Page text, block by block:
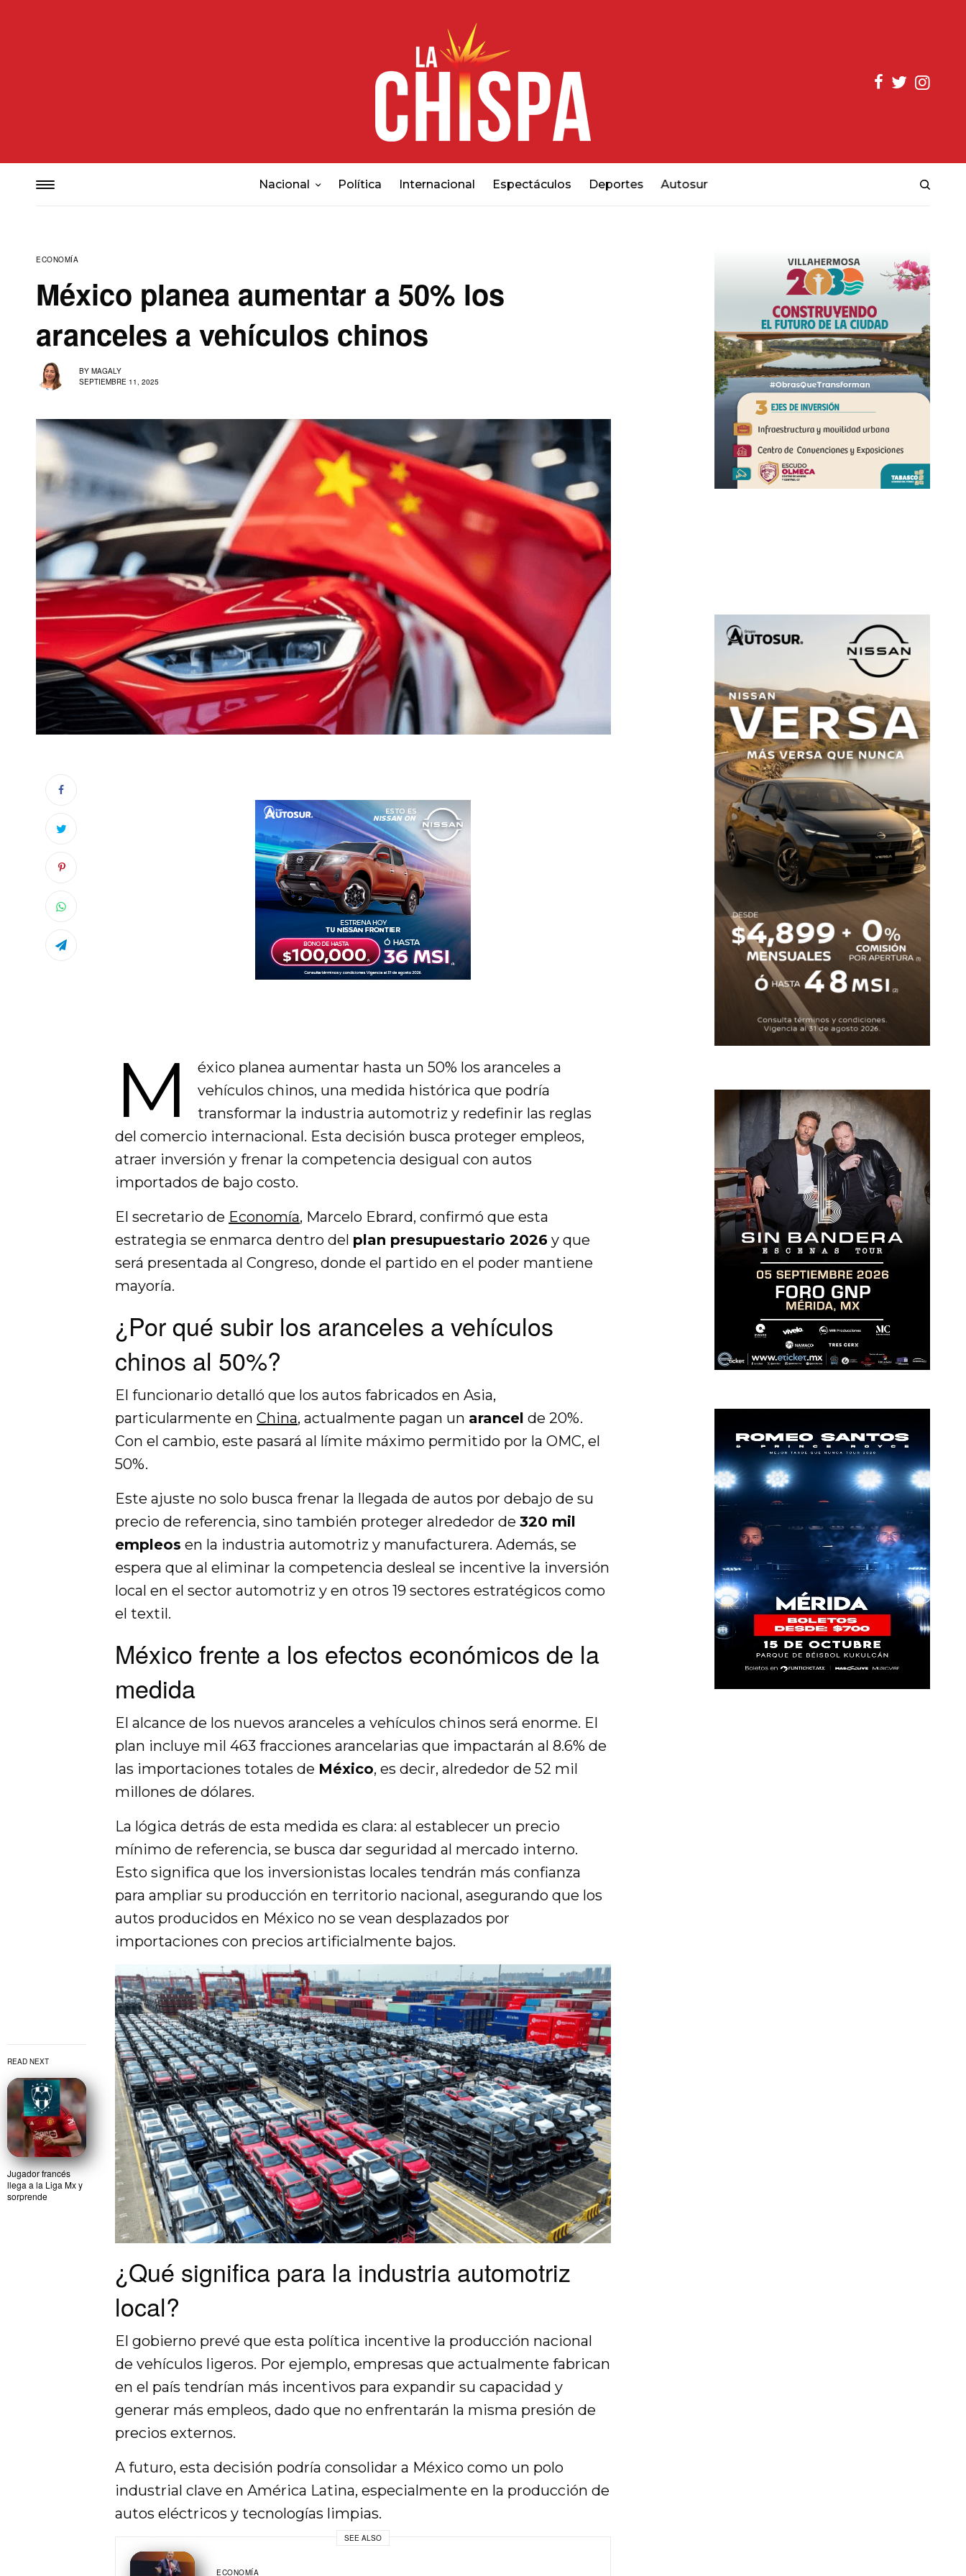
Nacional Política Internacional Espectáculos Deportes Autosur
ECONOMÍA
México planea aumentar a 50% los
aranceles a vehículos chinos
BY MAGALY
SEPTIEMBRE 11, 2025
READ NEXT
Jugador francés
llega a la Liga Mx y
sorprende
M
éxico planea aumentar hasta un 50% los aranceles a
vehículos chinos, una medida histórica que podría
transformar la industria automotriz y redefinir las reglas
del comercio internacional. Esta decisión busca proteger empleos,
atraer inversión y frenar la competencia desigual con autos
importados de bajo costo.
El secretario de Economía, Marcelo Ebrard, confirmó que esta
estrategia se enmarca dentro del plan presupuestario 2026 y que
será presentada al Congreso, donde el partido en el poder mantiene
mayoría.
¿Por qué subir los aranceles a vehículos
chinos al 50%?
El funcionario detalló que los autos fabricados en Asia,
particularmente enChina, actualmente pagan un arancel de 20%.
Con el cambio, este pasará al límite máximo permitido por la OMC, el
50%.
Este ajuste no solo busca frenar la llegada de autos por debajo de su
precio de referencia, sino también proteger alrededor de320 mil
empleos en la industria automotriz y manufacturera. Además, se
espera que al eliminar la competencia desleal se incentive la inversión
local en el sector automotriz y en otros 19 sectores estratégicos como
el textil.
México frente a los efectos económicos de la
medida
El alcance de los nuevos aranceles a vehículos chinos será enorme. El
plan incluye mil 463 fracciones arancelarias que impactarán al 8.6% de
las importaciones totales de México, es decir, alrededor de 52 mil
millones de dólares.
La lógica detrás de esta medida es clara: al establecer un precio
mínimo de referencia, se busca dar seguridad al mercado interno.
Esto significa que los inversionistas locales tendrán más confianza
para ampliar su producción en territorio nacional, asegurando que los
autos producidos en México no se vean desplazados por
importaciones con precios artificialmente bajos.
¿Qué significa para la industria automotriz
local?
El gobierno prevé que esta política incentive la producción nacional
de vehículos ligeros. Por ejemplo, empresas que actualmente fabrican
en el país tendrían más incentivos para expandir su capacidad y
generar más empleos, dado que no enfrentarán la misma presión de
precios externos.
A futuro, esta decisión podría consolidar a México como un polo
industrial clave en América Latina, especialmente en la producción de
autos eléctricos y tecnologías limpias.
SEE ALSO
ECONOMÍA